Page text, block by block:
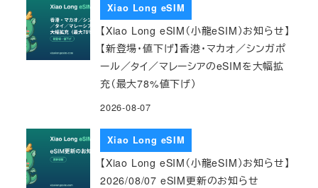
Xiao Long eSIM
【Xiao Long eSIM（小龍eSIM）お知らせ】
【新登場・値下げ】香港・マカオ／シンガポ
ール／タイ／マレーシアのeSIMを大幅拡
充（最大78%値下げ）
2026-08-07
Xiao Long eSIM
【Xiao Long eSIM（小龍eSIM）お知らせ】
2026/08/07 eSIM更新のお知らせ